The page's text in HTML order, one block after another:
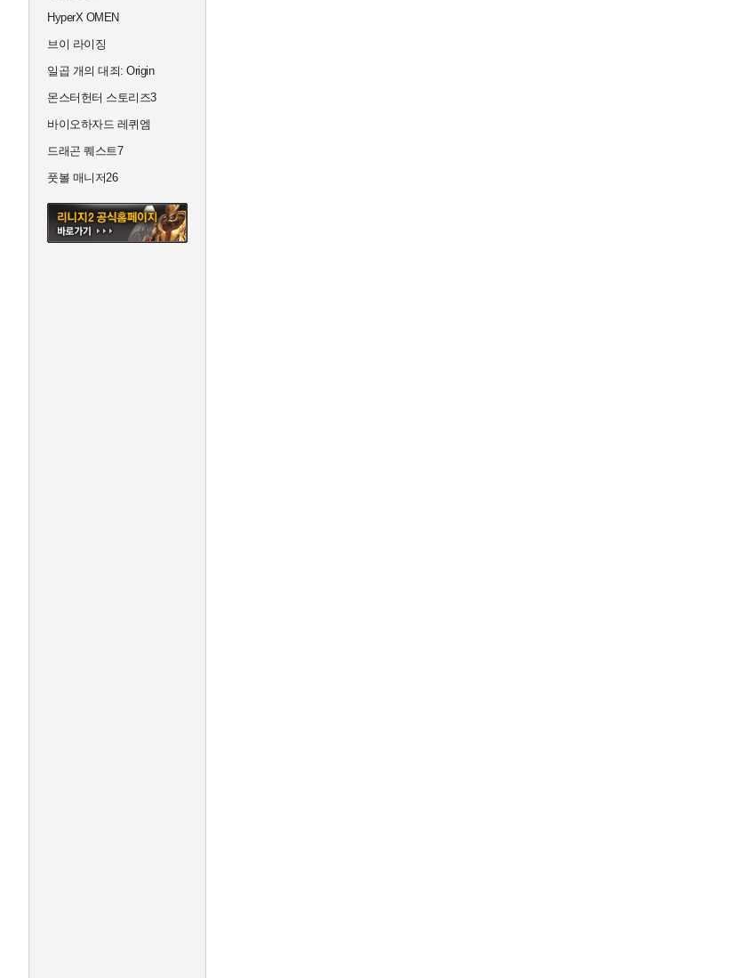
HyperX OMEN
브이 라이징
일곱 개의 대죄: Origin
몬스터헌터 스토리즈3
바이오하자드 레퀴엠
드래곤 퀘스트7
풋볼 매니저26